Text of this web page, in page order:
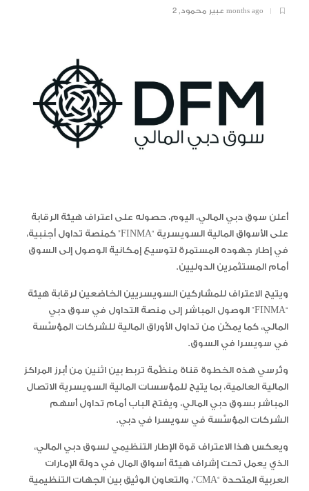
عبير محمود, 2 months ago
أعلن سوق دبي المالي، اليوم، حصوله على اعتراف هيئة الرقابة
على الأسواق المالية السويسرية “FINMA” كمنصة تداول أجنبية،
في إطار جهوده المستمرة لتوسيع إمكانية الوصول إلى السوق
أمام المستثمرين الدوليين.
ويتيح الاعتراف للمشاركين السويسريين الخاضعين لرقابة هيئة
“FINMA” الوصول المباشر إلى منصة التداول في سوق دبي
المالي، كما يمكّن من تداول الأوراق المالية للشركات المؤسَّسة
في سويسرا في السوق.
وتُرسي هذه الخطوة قناة منظَّمة تربط بين اثنين من أبرز المراكز
المالية العالمية، بما يتيح للمؤسسات المالية السويسرية الاتصال
المباشر بسوق دبي المالي، ويفتح الباب أمام تداول أسهم
الشركات المؤسَّسة في سويسرا في دبي.
ويعكس هذا الاعتراف قوة الإطار التنظيمي لسوق دبي المالي،
الذي يعمل تحت إشراف هيئة أسواق المال في دولة الإمارات
العربية المتحدة “CMA”، والتعاون الوثيق بين الجهات التنظيمية